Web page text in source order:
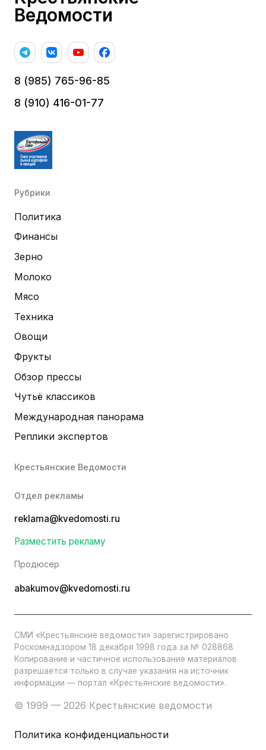
Ведомости
8 (985) 765-96-85
8 (910) 416-01-77
Рубрики
Политика
Финансы
Зерно
Молоко
Мясо
Техника
Овощи
Фрукты
Обзор прессы
Чутьё классиков
Международная панорама
Реплики экспертов
Крестьянские Ведомости
Отдел рекламы
reklama@kvedomosti.ru
Разместить рекламу
Продюсер
abakumov@kvedomosti.ru
СМИ «Крестьянские ведомости» зарегистрировано
Роскомнадзором 18 декабря 1998 года за № 028868
Копирование и частичное использование материалов
разрешается только в случае указания на источник
информации — портал «Крестьянские ведомости».
© 1999 — 2026 Крестьянские ведомости
Политика конфиденциальности